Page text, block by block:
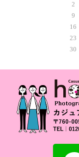
2
9
16
23
30